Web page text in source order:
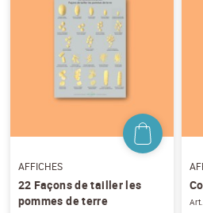
22 Façons de tailler les
pommes de terre
AFFICHES
J'accepteles conditions
protection des données
S'ABONNER AU